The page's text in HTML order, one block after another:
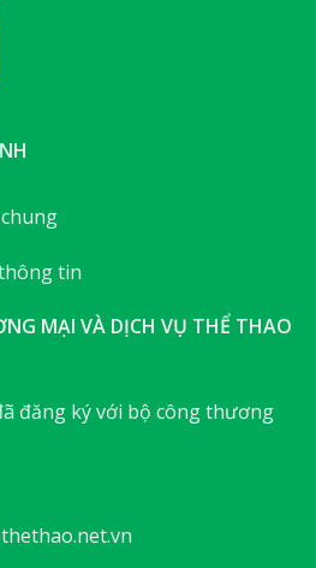
tin
MẠI VÀ DỊCH VỤ THỂ THAO
đăng ký với bộ công thương